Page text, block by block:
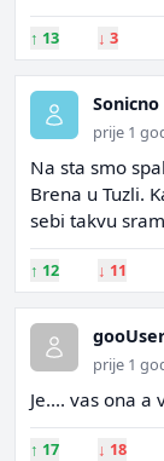
↑ 13 ↓ 3
Sonicno
prije 1
Na sta smo
Brena u Tuzli.
sebi takvu
↑ 12 ↓ 11
prije 1
Je.... vas ona a
↑ 17 ↓ 18